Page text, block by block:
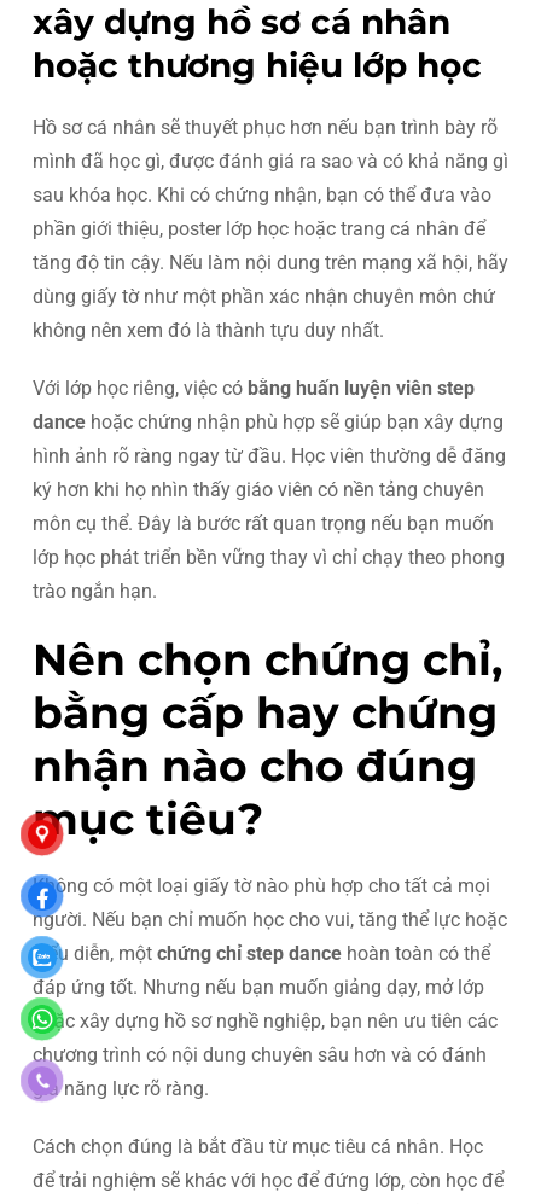
xây dựng hồ sơ cá nhân
hoặc thương hiệu lớp học
Hồ sơ cá nhân sẽ thuyết phục hơn nếu bạn trình bày rõ
mình đã học gì, được đánh giá ra sao và có khả năng gì
sau khóa học. Khi có chứng nhận, bạn có thể đưa vào
phần giới thiệu, poster lớp học hoặc trang cá nhân để
tăng độ tin cậy. Nếu làm nội dung trên mạng xã hội, hãy
dùng giấy tờ như một phần xác nhận chuyên môn chứ
không nên xem đó là thành tựu duy nhất.
Với lớp học riêng, việc có bằng huấn luyện viên step
dance hoặc chứng nhận phù hợp sẽ giúp bạn xây dựng
hình ảnh rõ ràng ngay từ đầu. Học viên thường dễ đăng
ký hơn khi họ nhìn thấy giáo viên có nền tảng chuyên
môn cụ thể. Đây là bước rất quan trọng nếu bạn muốn
lớp học phát triển bền vững thay vì chỉ chạy theo phong
trào ngắn hạn.
Nên chọn chứng chỉ,
bằng cấp hay chứng
nhận nào cho đúng
mục tiêu?
Không có một loại giấy tờ nào phù hợp cho tất cả mọi
người. Nếu bạn chỉ muốn học cho vui, tăng thể lực hoặc
biểu diễn, một chứng chỉ step dance hoàn toàn có thể
đáp ứng tốt. Nhưng nếu bạn muốn giảng dạy, mở lớp
hoặc xây dựng hồ sơ nghề nghiệp, bạn nên ưu tiên các
chương trình có nội dung chuyên sâu hơn và có đánh
giá năng lực rõ ràng.
Cách chọn đúng là bắt đầu từ mục tiêu cá nhân. Học
để trải nghiệm sẽ khác với học để đứng lớp, còn học để